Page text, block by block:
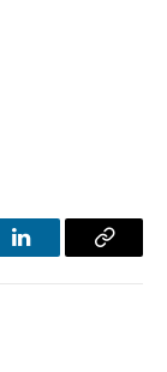
LinkedInCopy